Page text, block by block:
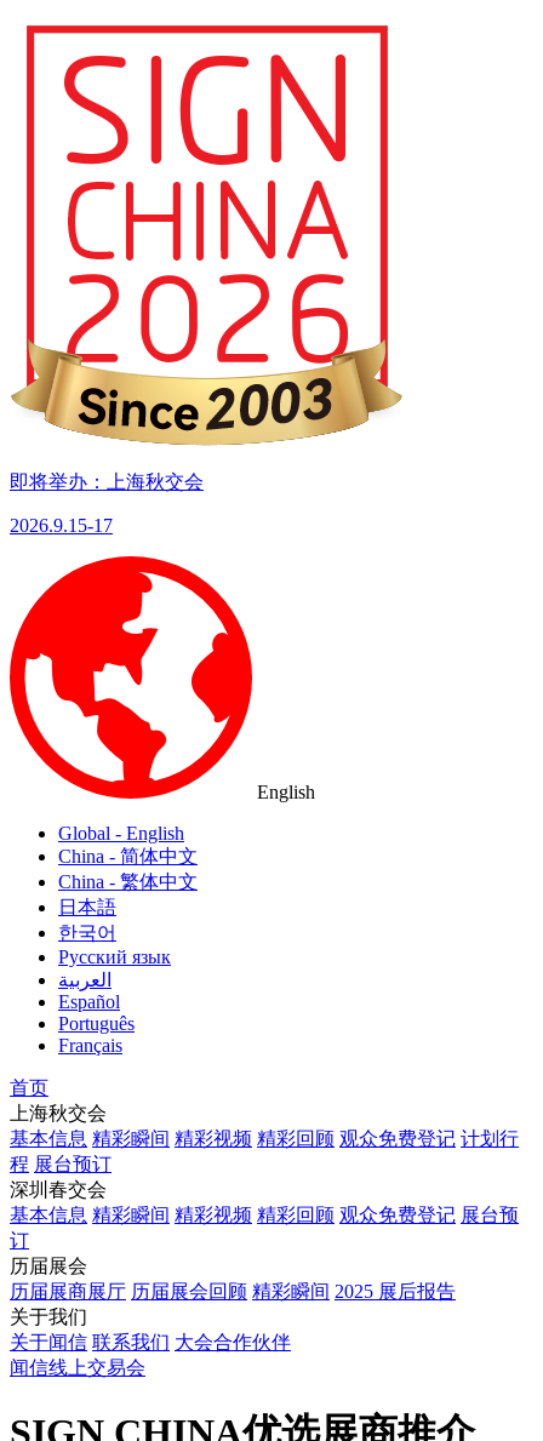
即将举办：上海秋交会
2026.9.15-17
English
Global - English
China - 简体中文
China - 繁体中文
日本語
한국어
Русский язык
العربية
Español
Português
Français
首页
上海秋交会
基本信息 精彩瞬间 精彩视频 精彩回顾 观众免费登记 计划行
程 展台预订
深圳春交会
基本信息 精彩瞬间 精彩视频 精彩回顾 观众免费登记 展台预
订
历届展会
历届展商展厅 历届展会回顾 精彩瞬间 2025 展后报告
关于我们
关于闻信 联系我们 大会合作伙伴
闻信线上交易会